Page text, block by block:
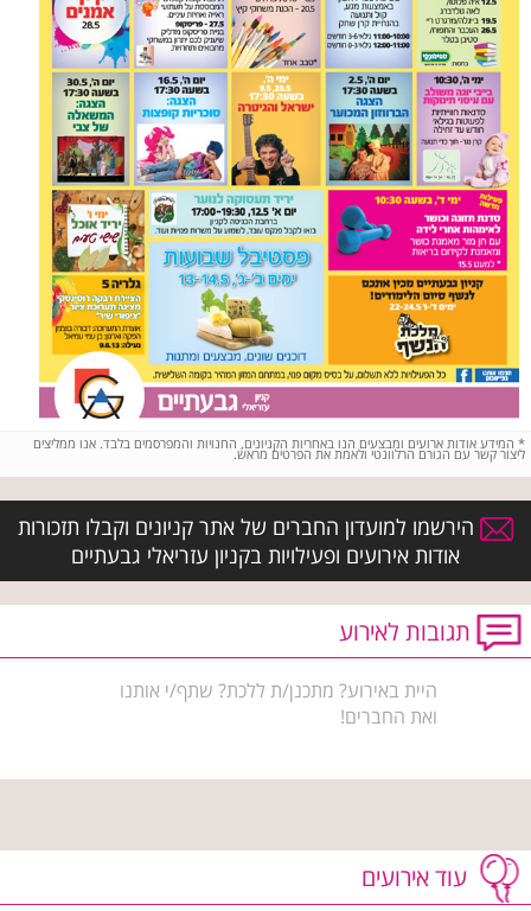
* המידע אודות ארועים ומבצעים הנו באחריות הקניונים, החנויות והמפרסמים בלבד. אנו ממליצים
ליצור קשר עם הגורם הרלוונטי ולאמת את הפרטים מראש.
הירשמו למועדון החברים של אתר קניונים וקבלו תזכורות
אודות אירועים ופעילויות בקניון עזריאלי גבעתיים
תגובות לאירוע
היית באירוע? מתכנן/ת ללכת? שתף/י אותנו
ואת החברים!
עוד אירועים